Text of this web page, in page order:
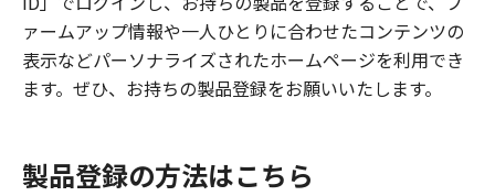
ァームアップ情報や一人ひとりに合わせたコンテンツの
表示などパーソナライズされたホームページを利用でき
ます。ぜひ、お持ちの製品登録をお願いいたします。
製品登録の方法はこちら